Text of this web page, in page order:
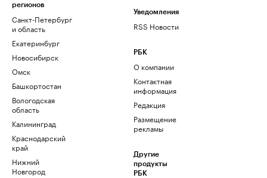
регионов
Санкт-Петербург
и область
Екатеринбург
Новосибирск
Омск
Башкортостан
Вологодская
область
Калининград
Краснодарский
край
Нижний
Новгород
Уведомления
RSS Новости
РБК
О компании
Контактная
информация
Редакция
Размещение
рекламы
Другие
продукты
РБК